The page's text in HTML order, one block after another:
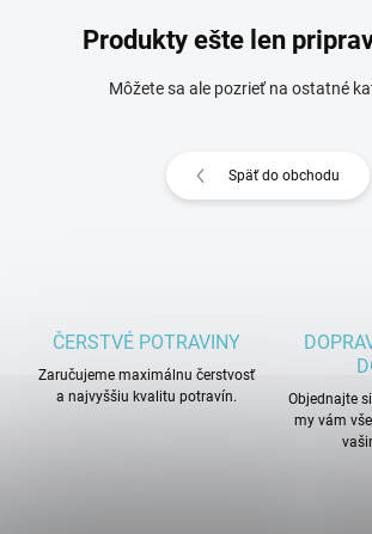
Produkty ešte len
Môžete sa ale pozrieť na ostatné
Späť do obchodu
ČERSTVÉ POTRAVINY
Zaručujeme maximálnu čerstvosť
a najvyššiu kvalitu potravín.
Objednajte
my vám